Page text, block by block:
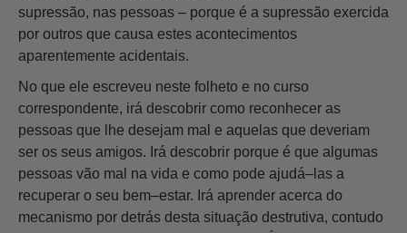
supressão, nas pessoas – porque é a supressão exercida
por outros que causa estes acontecimentos
aparentemente acidentais.
No que ele escreveu neste folheto e no curso
correspondente, irá descobrir como reconhecer as
pessoas que lhe desejam mal e aquelas que deveriam
ser os seus amigos. Irá descobrir porque é que algumas
pessoas vão mal na vida e como pode ajudá–las a
recuperar o seu bem–estar. Irá aprender acerca do
mecanismo por detrás desta situação destrutiva, contudo